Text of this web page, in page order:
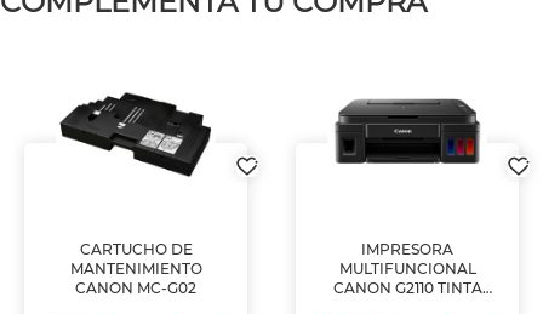
CARTUCHO DE
MANTENIMIENTO
CANON MC-G02
IMPRESORA
MULTIFUNCIONAL
CANON G2110 TINTA